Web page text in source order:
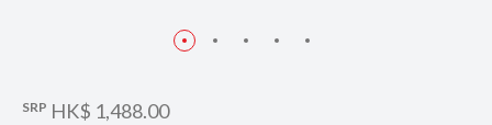
SRP HK$ 1,488.00